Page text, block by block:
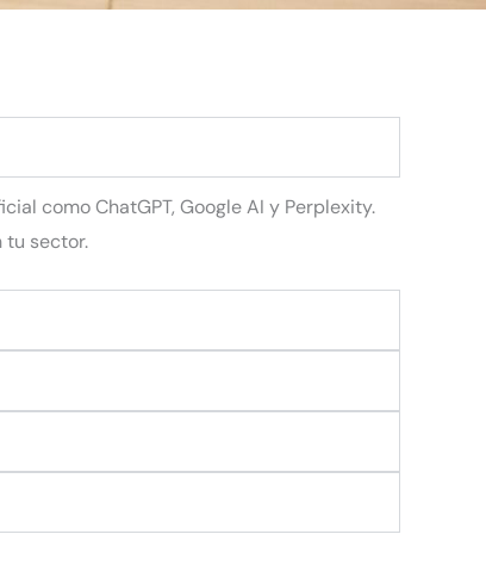
como ChatGPT, Google AI y Perplexity.
tu sector.